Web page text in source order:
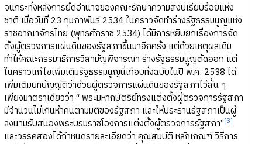
จนกระทั่งหลังการยึดอำนาจของคณะรักษาความสงบเรียบร้อยแห่ง
ชาติ เมื่อวันที่ 23 กุมภาพันธ์ 2534 ในคราวจัดทำร่างรัฐธรรมนูญแห่ง
ราชอาณาจักรไทย (พุทธศักราช 2534) ได้มีการหยิบยกเรื่องการจัด
ตั้งผู้ตรวจการแผ่นดินของรัฐสภาขึ้นมาอีกครั้ง แต่ด้วยเหตุผลเดิม
ทำให้คณะกรรมาธิการวิสามัญพิจารณา ร่างรัฐธรรมนูญตัดออก แต่
ในคราวแก้ไขเพิ่มเติมรัฐธรรมนูญนี้เกือบทั้งฉบับในปี พ.ศ. 2538 ได้
เพิ่มเติมบทบัญญัติว่าด้วยผู้ตรวจการแผ่นดินของรัฐสภาไว้สั้น ๆ
เพียงมาตราเดียวว่า “ พระมหากษัตริย์ทรงแต่งตั้งผู้ตรวจการรัฐสภา
มีจำนวนไม่เกินห้าคนตามมติของรัฐสภา และให้ประธานรัฐสภาเป็นผู้
ลงนามรับสนองพระบรมราชโองการแต่งตั้งผู้ตรวจการรัฐสภา”[3]
และวรรคสองได้กำหนดรายละเอียดว่า คุณสมบัติ หลักเกณฑ์ วิธีการ